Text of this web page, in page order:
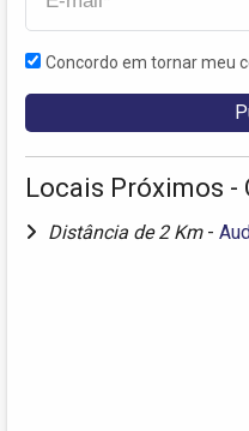
Concordo em tornar meu
Locais Próximos -
Distância de 2 Km -